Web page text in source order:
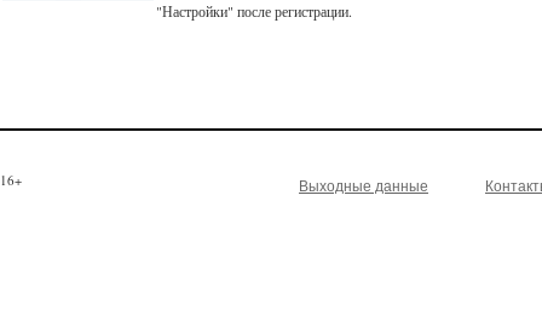
"Настройки" после регистрации.
16+ Выходные данные